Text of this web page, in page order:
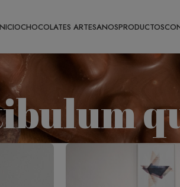
CHOCOLATES ARTESANOSPRODUCTOS